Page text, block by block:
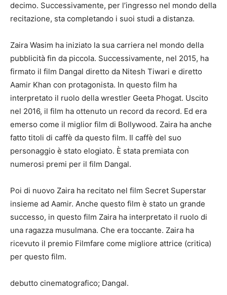
decimo. Successivamente, per l’ingresso nel mondo della
recitazione, sta completando i suoi studi a distanza.
Zaira Wasim ha iniziato la sua carriera nel mondo della
pubblicità fin da piccola. Successivamente, nel 2015, ha
firmato il film Dangal diretto da Nitesh Tiwari e diretto
Aamir Khan con protagonista. In questo film ha
interpretato il ruolo della wrestler Geeta Phogat. Uscito
nel 2016, il film ha ottenuto un record da record. Ed era
emerso come il miglior film di Bollywood. Zaira ha anche
fatto titoli di caffè da questo film. Il caffè del suo
personaggio è stato elogiato. È stata premiata con
numerosi premi per il film Dangal.
Poi di nuovo Zaira ha recitato nel film Secret Superstar
insieme ad Aamir. Anche questo film è stato un grande
successo, in questo film Zaira ha interpretato il ruolo di
una ragazza musulmana. Che era toccante. Zaira ha
ricevuto il premio Filmfare come migliore attrice (critica)
per questo film.
debutto cinematografico; Dangal.